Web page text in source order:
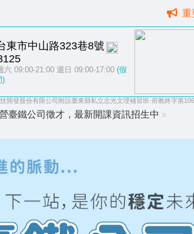
重
東市中山路323巷8號
六 09:00-21:00 週日 09:00-17:00 (假
)
開發股份有限公司附設臺東縣私立志光文理補習班-府教終字第
臺鐵公司徵才，最新開課資訊招生中 »